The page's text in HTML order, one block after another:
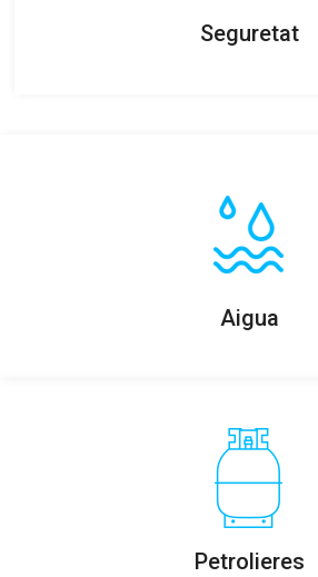
Seguretat
Aigua
Petrolieres